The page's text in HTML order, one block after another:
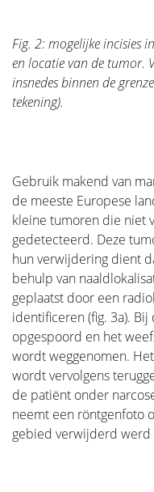
Fig. 2: mogelijke incisies
en locatie van de tumor.
insnedes binnen de
tekening).
Gebruik makend van
de meeste Europese
kleine tumoren die niet
gedetecteerd. Deze
hun verwijdering dient
behulp van
geplaatst door een
identificeren (fig. 3a).
opgespoord en het
wordt weggenomen.
wordt vervolgens
de patiënt onder
neemt een röntgenfoto
gebied verwijderd werd